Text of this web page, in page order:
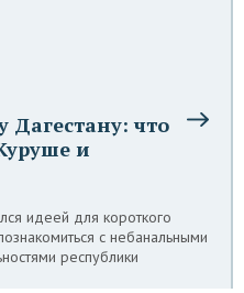
что
и
идеей для короткого
с небанальными
республики